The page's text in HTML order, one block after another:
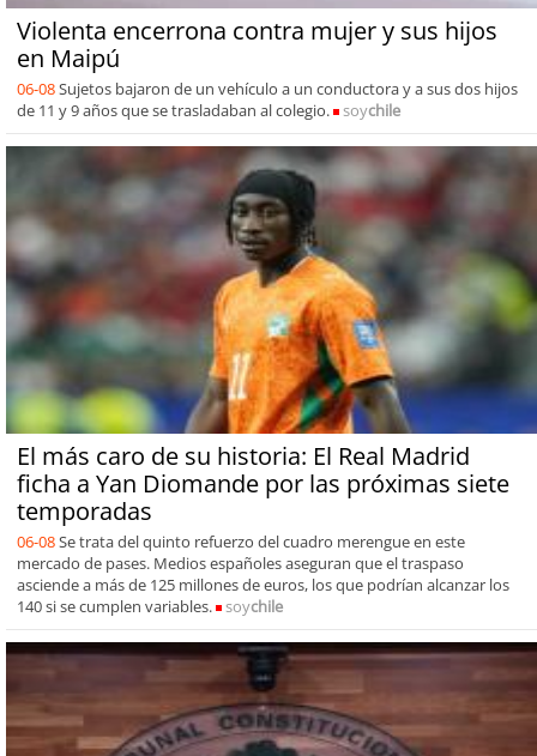
Violenta encerrona contra mujer y sus hijos
en Maipú
06-08Sujetos bajaron de un vehículo a un conductora y a sus dos hijos
de 11 y 9 años que se trasladaban al colegio.
soychile
El más caro de su historia: El Real Madrid
ficha a Yan Diomande por las próximas siete
temporadas
06-08Se trata del quinto refuerzo del cuadro merengue en este
mercado de pases. Medios españoles aseguran que el traspaso
asciende a más de 125 millones de euros, los que podrían alcanzar los
140 si se cumplen variables.
soychile